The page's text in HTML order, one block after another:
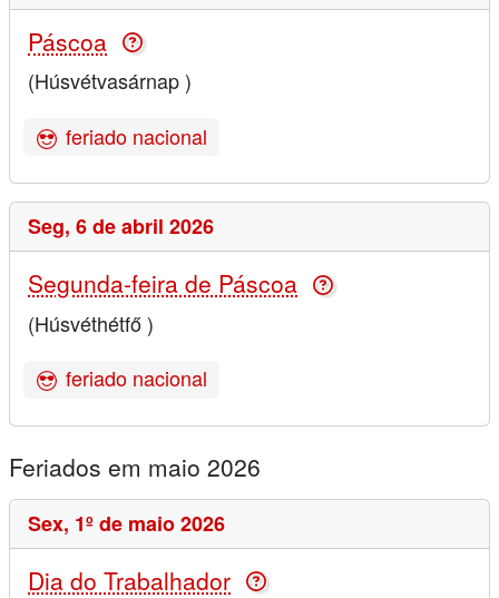
Páscoa
(Húsvétvasárnap )
feriado nacional
Seg, 6 de abril 2026
Segunda-feira de Páscoa
(Húsvéthétfő )
feriado nacional
Feriados em maio 2026
Sex, 1º de maio 2026
Dia do Trabalhador